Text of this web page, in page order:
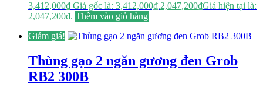
3,412,000₫ Giá gốc là: 3,412,000₫.2,047,200₫Giá hiện tại là:
2,047,200₫. Thêm vào giỏ hàng
Giảm giá!
Thùng gạo 2 ngăn gương đen Grob
RB2 300B